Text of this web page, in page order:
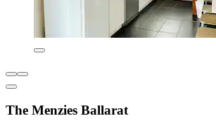
The Menzies Ballarat